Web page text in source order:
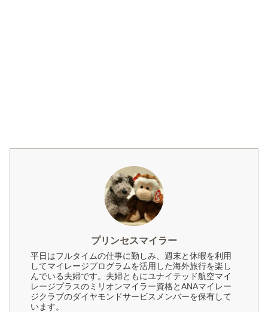
プリンセスマイラー
平日はフルタイムの仕事に勤しみ、週末と休暇を利用
してマイレージプログラムを活用した海外旅行を楽し
んでいる夫婦です。夫婦ともにユナイテッド航空マイ
レージプラスのミリオンマイラー資格とANAマイレー
ジクラブのダイヤモンドサービスメンバーを保有して
います。